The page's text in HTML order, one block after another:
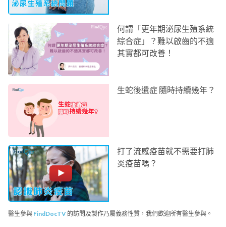
何謂「更年期泌尿生殖系統
綜合症」？難以啟齒的不適
其實都可改善！
生蛇後遺症 隨時持續幾年？
打了流感疫苗就不需要打肺
炎疫苗嗎？
醫生參與 FindDocTV 的訪問及製作乃屬義務性質，我們歡迎所有醫生參與。